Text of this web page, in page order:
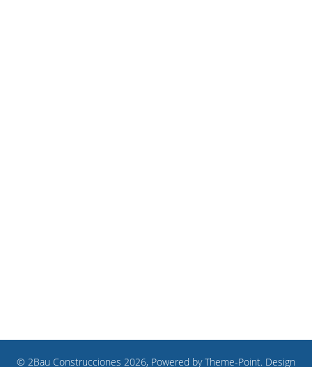
© 2Bau Construcciones 2026, Powered byTheme-Point. Design